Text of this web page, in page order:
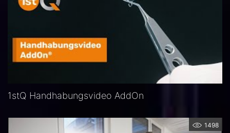
1stQ Handhabungsvideo AddOn
1498